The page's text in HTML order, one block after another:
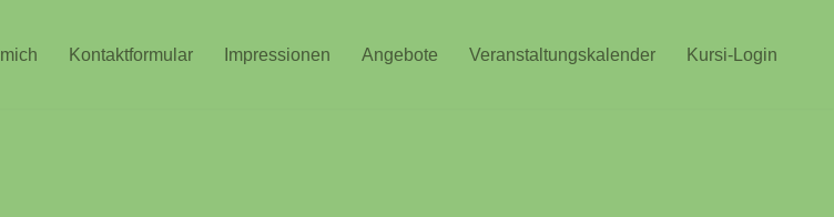
Kontaktformular Impressionen Angebote Veranstaltungskalender Kursi-Login